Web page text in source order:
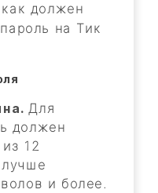
должен
на Тик
Для
должен
12
и более.